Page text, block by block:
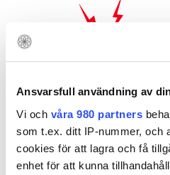
Ansvarsfull användning av
Vi och våra 980 partners
som t.ex. ditt IP-nummer, och
cookies för att lagra och få
enhet för att kunna